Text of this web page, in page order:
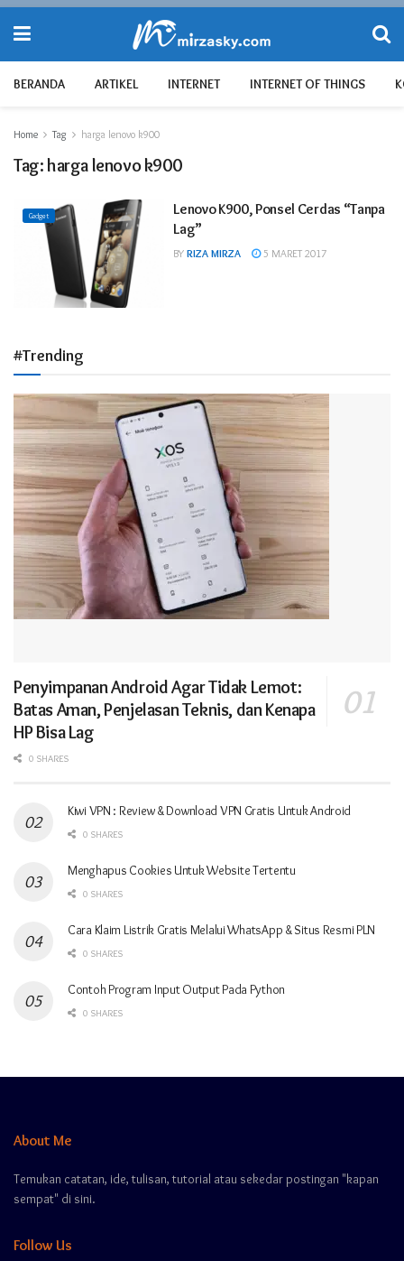
BERANDA ARTIKEL INTERNET INTERNET OF THINGS
Home Tag harga lenovo k900
Tag: harga lenovo k900
Gadget
Lenovo K900, Ponsel Cerdas “Tanpa
Lag”
BY RIZA MIRZA 5 MARET 2017
#Trending
Penyimpanan Android Agar Tidak Lemot:
Batas Aman, Penjelasan Teknis, dan Kenapa
HP Bisa Lag
0 SHARES
Kiwi VPN : Review & Download VPN Gratis Untuk Android
0 SHARES
Menghapus Cookies Untuk Website Tertentu
0 SHARES
Cara Klaim Listrik Gratis Melalui WhatsApp & Situs Resmi PLN
0 SHARES
Contoh Program Input Output Pada Python
0 SHARES
About Me
Temukan catatan, ide, tulisan, tutorial atau sekedar postingan "kapan
sempat" di sini.
Follow Us